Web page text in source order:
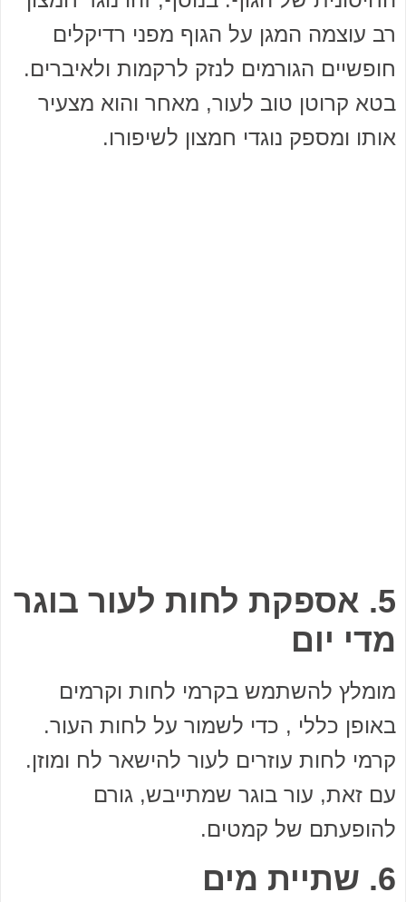
רב עוצמה המגן על הגוף מפני רדיקלים
חופשיים הגורמים לנזק לרקמות ולאיברים.
בטא קרוטן טוב לעור, מאחר והוא מצעיר
אותו ומספק נוגדי חמצון לשיפורו.
5. אספקת לחות לעור בוגר
מדי יום
מומלץ להשתמש בקרמי לחות וקרמים
באופן כללי , כדי לשמור על לחות העור.
קרמי לחות עוזרים לעור להישאר לח ומוזן.
עם זאת, עור בוגר שמתייבש, גורם
להופעתם של קמטים.
6. שתיית מים